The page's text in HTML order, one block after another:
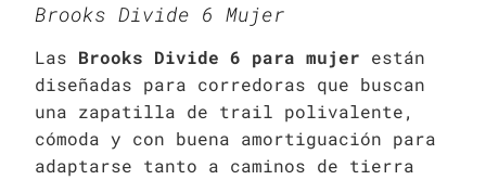
Brooks Divide 6 Mujer
Las Brooks Divide 6 para mujer están
diseñadas para corredoras que buscan
una zapatilla de trail polivalente,
cómoda y con buena amortiguación para
adaptarse tanto a caminos de tierra